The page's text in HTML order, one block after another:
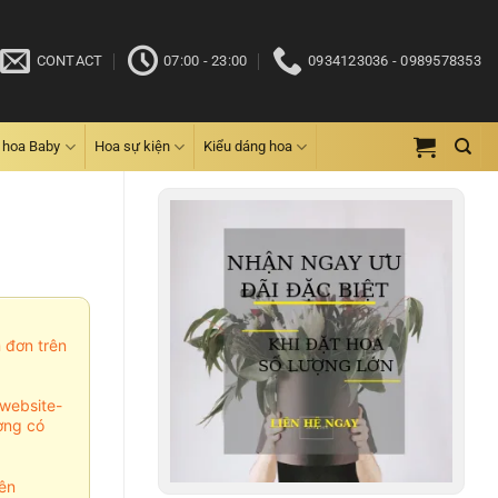
CONTACT 07:00 - 23:00 0934123036 - 0989578353
hoa Baby Hoa sự kiện Kiểu dáng hoa
đơn trên
có